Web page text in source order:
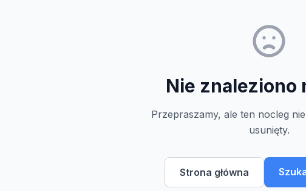
Nie znaleziono
Przepraszamy, ale ten nocleg
usunięty.
Strona główna